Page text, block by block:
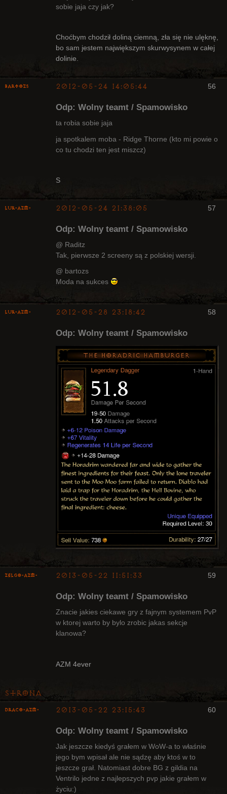
sobie jaja czy jak?
Choćbym chodził doliną ciemną, zła się nie ulęknę,
bo sam jestem największym skurwysynem w całej
dolinie.
56
bartozs 2012-05-24 14:05:44
Odp: Wolny teamt / Spamowisko
ta robia sobie jaja
ja spotkalem moba - Ridge Thorne (kto mi powie o
co tu chodzi ten jest miszcz)
S
57
luK-AZM- 2012-05-24 21:38:05
Odp: Wolny teamt / Spamowisko
@ Raditz
Tak, pierwsze 2 screeny są z polskiej wersji.
@ bartozs
Moda na sukces
58
luK-AZM- 2012-05-28 23:18:42
Odp: Wolny teamt / Spamowisko
59
ZelgO-AZM- 2013-05-22 11:51:33
Odp: Wolny teamt / Spamowisko
Znacie jakies ciekawe gry z fajnym systemem PvP
w ktorej warto by bylo zrobic jakas sekcje
klanowa?
AZM 4ever
Strona
60
Draco-AZM- 2013-05-22 23:15:43
Odp: Wolny teamt / Spamowisko
Jak jeszcze kiedyś grałem w WoW-a to właśnie
jego bym wpisał ale nie sądzę aby ktoś w to
jeszcze grał. Natomiast dobre BG z gildia na
Ventrilo jedne z najlepszych pvp jakie grałem w
życiu:)